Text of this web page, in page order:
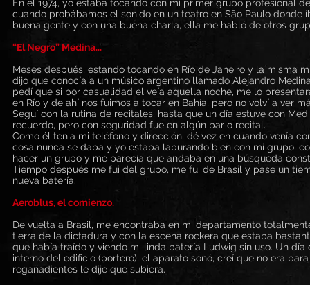
En el 1974, yo estaba tocando con mi primer grupo profesional
cuando probábamos el sonido en un teatro en São Paulo donde
buena gente y con una buena charla, ella me habló de otros
“El Negro” Medina...
Meses después, estando tocando en Río de Janeiro y la misma
dijo que conocía a un músico argentino llamado Alejandro
pedí que si por casualidad el veía aquella noche, me lo
en Río y de ahí nos fuimos a tocar en Bahía, pero no volví a ver
Seguí con la rutina de recitales, hasta que un día estuve con
recuerdo, pero con seguridad fue en algún bar o recital.
Como él tenia mi teléfono y dirección, dé vez en cuando venía
cosa nunca se daba y yo estaba laburando bien con mi grupo,
hacer un grupo y me parecía que andaba en una búsqueda
Tiempo después me fui del grupo, me fui de Brasil y pase un
nueva batería.
Aeroblus, el comienzo.
De vuelta a Brasil, me encontraba en mi departamento
tierra de la dictadura y con la escena rockera que estaba
que había traído y viendo mi linda batería Ludwig sin uso. Un
interno del edificio (portero), el aparato sonó, creí que no era
regañadientes le dije que subiera.